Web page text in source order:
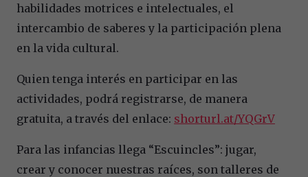
habilidades motrices e intelectuales, el
intercambio de saberes y la participación plena
en la vida cultural.
Quien tenga interés en participar en las
actividades, podrá registrarse, de manera
gratuita, a través del enlace: shorturl.at/YQGrV
Para las infancias llega “Escuincles”: jugar,
crear y conocer nuestras raíces, son talleres de